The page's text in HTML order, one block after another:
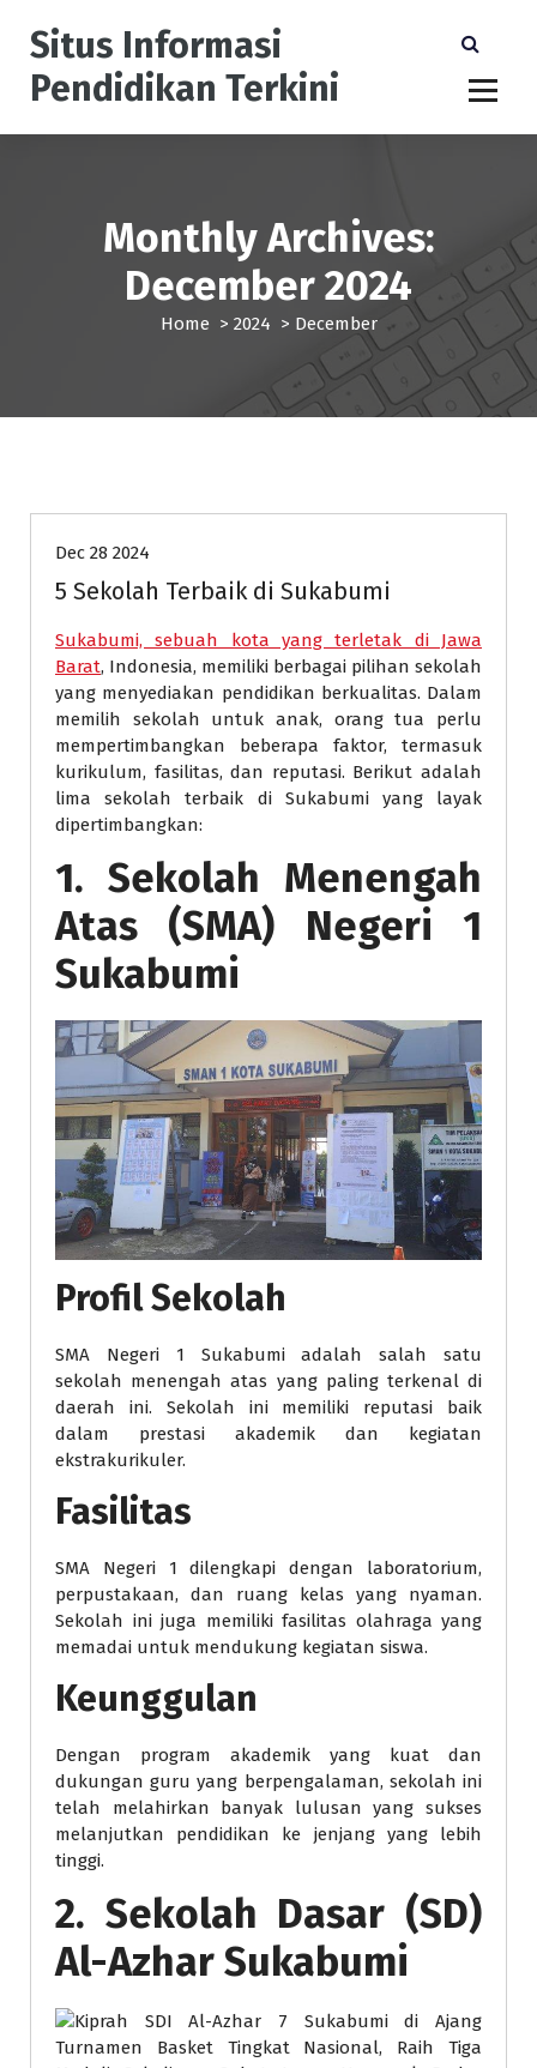
Situs Informasi
Pendidikan Terkini
Monthly Archives:
December 2024
Home > 2024 > December
Dec 28 2024
5 Sekolah Terbaik di Sukabumi
Sukabumi, sebuah kota yang terletak di Jawa
Barat, Indonesia, memiliki berbagai pilihan sekolah
yang menyediakan pendidikan berkualitas. Dalam
memilih sekolah untuk anak, orang tua perlu
mempertimbangkan beberapa faktor, termasuk
kurikulum, fasilitas, dan reputasi. Berikut adalah
lima sekolah terbaik di Sukabumi yang layak
dipertimbangkan:
1. Sekolah Menengah
Atas (SMA) Negeri 1
Sukabumi
Profil Sekolah
SMA Negeri 1 Sukabumi adalah salah satu
sekolah menengah atas yang paling terkenal di
daerah ini. Sekolah ini memiliki reputasi baik
dalam prestasi akademik dan kegiatan
ekstrakurikuler.
Fasilitas
SMA Negeri 1 dilengkapi dengan laboratorium,
perpustakaan, dan ruang kelas yang nyaman.
Sekolah ini juga memiliki fasilitas olahraga yang
memadai untuk mendukung kegiatan siswa.
Keunggulan
Dengan program akademik yang kuat dan
dukungan guru yang berpengalaman, sekolah ini
telah melahirkan banyak lulusan yang sukses
melanjutkan pendidikan ke jenjang yang lebih
tinggi.
2. Sekolah Dasar (SD)
Al-Azhar Sukabumi